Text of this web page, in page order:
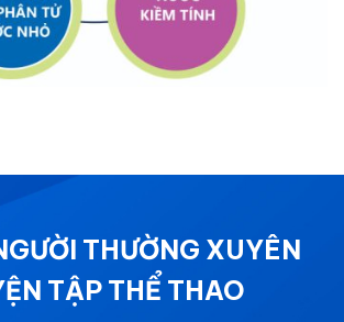
THƯỜNG XUYÊN
TẬP THỂ THAO